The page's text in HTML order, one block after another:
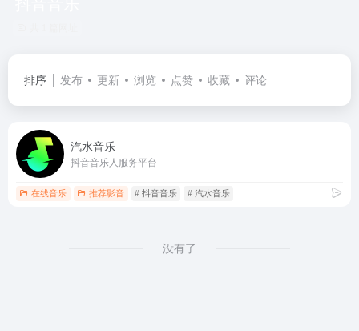
排序 发布 更新 浏览 点赞 收藏 评论
汽水音乐
抖音音乐人服务平台
在线音乐 推荐影音 # 抖音音乐 # 汽水音乐
没有了